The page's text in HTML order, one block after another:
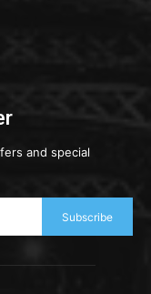
and special
Subscribe